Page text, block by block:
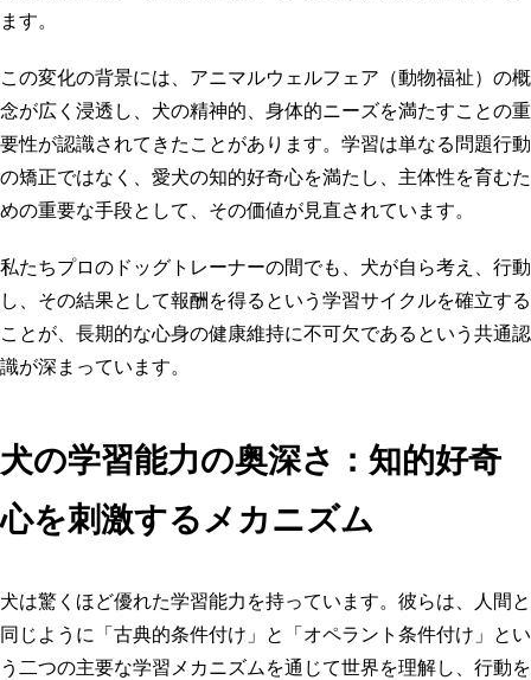
ます。
この変化の背景には、アニマルウェルフェア（動物福祉）の概
念が広く浸透し、犬の精神的、身体的ニーズを満たすことの重
要性が認識されてきたことがあります。学習は単なる問題行動
の矯正ではなく、愛犬の知的好奇心を満たし、主体性を育むた
めの重要な手段として、その価値が見直されています。
私たちプロのドッグトレーナーの間でも、犬が自ら考え、行動
し、その結果として報酬を得るという学習サイクルを確立する
ことが、長期的な心身の健康維持に不可欠であるという共通認
識が深まっています。
犬の学習能力の奥深さ：知的好奇
心を刺激するメカニズム
犬は驚くほど優れた学習能力を持っています。彼らは、人間と
同じように「古典的条件付け」と「オペラント条件付け」とい
う二つの主要な学習メカニズムを通じて世界を理解し、行動を